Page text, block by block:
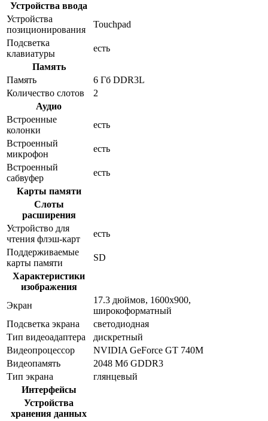
Устройства ввода
Устройства
позиционирования
Touchpad
Подсветка
клавиатуры
есть
Память
Память
6 Гб DDR3L
Количество слотов
2
Аудио
Встроенные
колонки
есть
Встроенный
микрофон
есть
Встроенный
сабвуфер
есть
Карты памяти
Слоты
расширения
Устройство для
чтения флэш-карт
есть
Поддерживаемые
карты памяти
SD
Характеристики
изображения
Экран
17.3 дюймов, 1600x900,
широкоформатный
Подсветка экрана
светодиодная
Тип видеоадаптера
дискретный
Видеопроцессор
NVIDIA GeForce GT 740M
Видеопамять
2048 Мб GDDR3
Тип экрана
глянцевый
Интерфейсы
Устройства
хранения данных